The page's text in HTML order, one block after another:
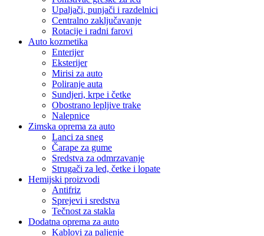
Upaljači, punjači i razdelnici
Centralno zaključavanje
Rotacije i radni farovi
Auto kozmetika
Enterijer
Eksterijer
Mirisi za auto
Poliranje auta
Sundjeri, krpe i četke
Obostrano lepljive trake
Nalepnice
Zimska oprema za auto
Lanci za sneg
Čarape za gume
Sredstva za odmrzavanje
Strugači za led, četke i lopate
Hemijski proizvodi
Antifriz
Sprejevi i sredstva
Tečnost za stakla
Dodatna oprema za auto
Kablovi za paljenje